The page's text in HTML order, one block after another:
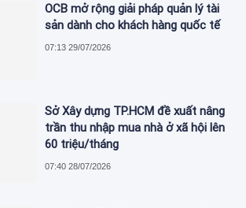
OCB mở rộng giải pháp quản lý tài
sản dành cho khách hàng quốc tế
07:13 29/07/2026
Sở Xây dựng TP.HCM đề xuất nâng
trần thu nhập mua nhà ở xã hội lên
60 triệu/tháng
07:40 28/07/2026